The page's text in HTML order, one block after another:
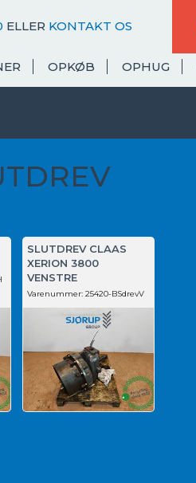
SLUTDREV CLAAS
XERION 3800
VENSTRE
Varenummer: 25420-BSdrevV
ELLER KONTAKT OS
OPKØB OPHUG